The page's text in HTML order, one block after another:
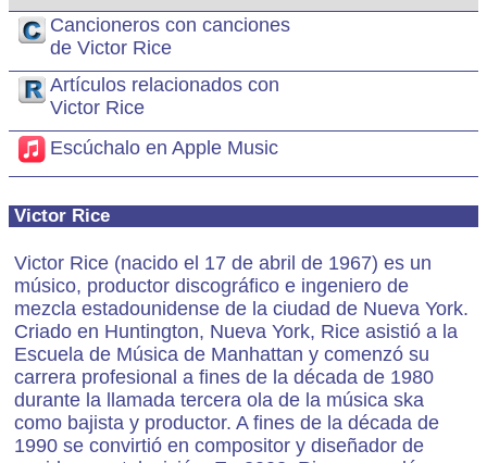
Cancioneros con canciones
de Victor Rice
Artículos relacionados con
Victor Rice
Escúchalo en Apple Music
Victor Rice
Victor Rice (nacido el 17 de abril de 1967) es un
músico, productor discográfico e ingeniero de
mezcla estadounidense de la ciudad de Nueva York.
Criado en Huntington, Nueva York, Rice asistió a la
Escuela de Música de Manhattan y comenzó su
carrera profesional a fines de la década de 1980
durante la llamada tercera ola de la música ska
como bajista y productor. A fines de la década de
1990 se convirtió en compositor y diseñador de